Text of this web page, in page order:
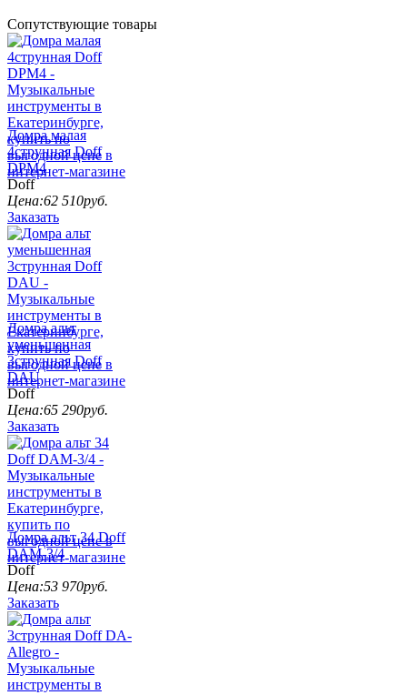
Сопутствующие товары
Домра малая
4струнная Doff
DPM4
Doff
Цена:62 510руб.
Заказать
Домра альт
уменьшенная
3струнная Doff
DAU
Doff
Цена:65 290руб.
Заказать
Домра альт 34 Doff
DAM-3/4
Doff
Цена:53 970руб.
Заказать